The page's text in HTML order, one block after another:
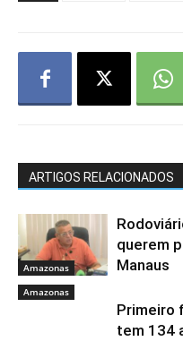
ARTIGOS RELACIONADOS
Amazonas
querem
Manaus
Amazonas
Primeiro
tem 134